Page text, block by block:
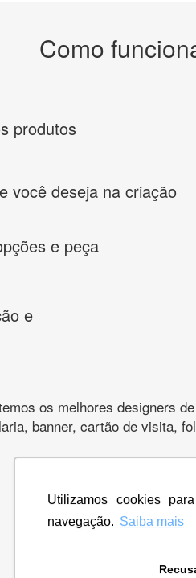
Utilizamos cookies
navegação. Saiba mais
Como
produtos
você deseja na criação
e peça
e
os melhores designers
banner, cartão de visita,
CRIE
* Prometemos não
qualquer tipo de